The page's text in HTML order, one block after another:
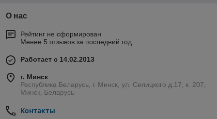
О нас
Рейтинг не сформирован
Менее 5 отзывов за последний год
Работает с 14.02.2013
г. Минск
Республика Беларусь, г. Минск, ул. Селицкого д.17, к. 207,
Минск, Беларусь
Контакты